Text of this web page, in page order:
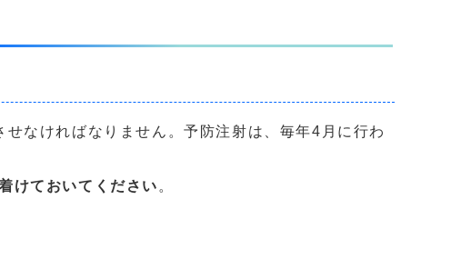
なければなりません。予防注射は、毎年4月に行わ
けておいてください 。